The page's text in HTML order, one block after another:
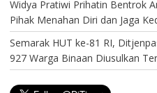
Widya Pratiwi Prihatin Bentrok
Pihak Menahan Diri dan Jaga
Semarak HUT ke-81 RI,
927 Warga Binaan Diusulkan